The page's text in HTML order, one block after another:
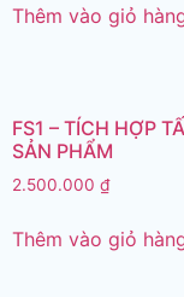
Thêm vào giỏ
FS1 – TÍCH HỢP
SẢN PHẨM
2.500.000 ₫
Thêm vào giỏ